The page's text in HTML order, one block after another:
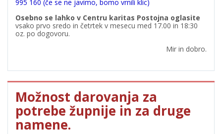
995 160 (če se ne javimo, bomo vrnili klic)
Osebno se lahko v Centru karitas Postojna oglasite
vsako prvo sredo in četrtek v mesecu med 17.00 in 18:30
oz. po dogovoru.
Mir in dobro.
Možnost darovanja za
potrebe župnije in za druge
namene.